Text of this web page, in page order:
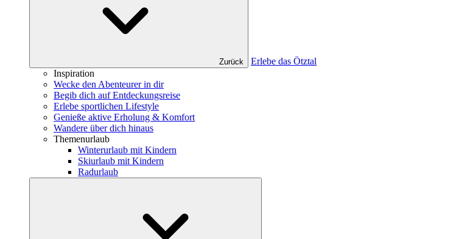
Zurück
Erlebe das Ötztal
Inspiration
Wecke den Abenteurer in dir
Begib dich auf Entdeckungsreise
Erlebe sportlichen Lifestyle
Genieße aktive Erholung & Komfort
Wandere über dich hinaus
Themenurlaub
Winterurlaub mit Kindern
Skiurlaub mit Kindern
Radurlaub